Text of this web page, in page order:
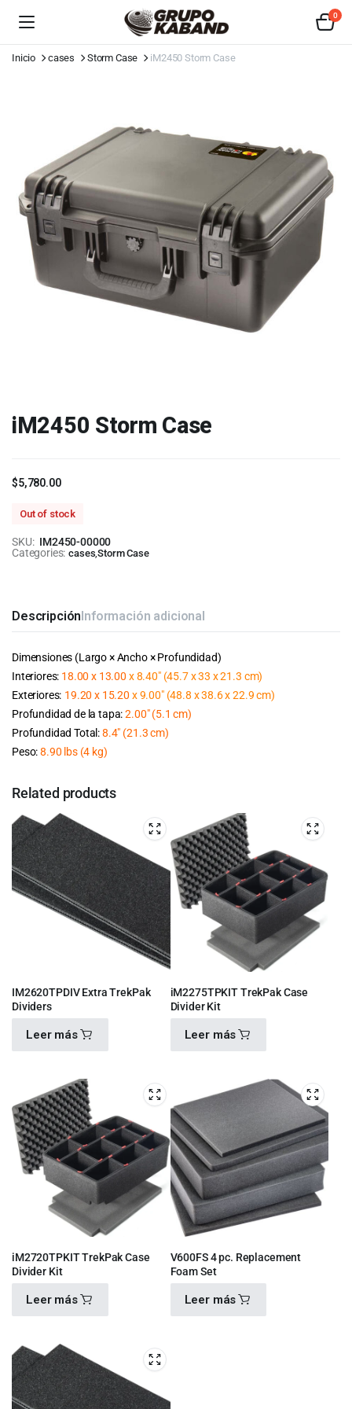
0
Inicio cases Storm Case iM2450 Storm Case
iM2450 Storm Case
$5,780.00
Out of stock
SKU: IM2450-00000
Categories: cases ,Storm Case
DescripciónInformación adicional
Dimensiones (Largo × Ancho × Profundidad)
Interiores: 18.00 x 13.00 x 8.40″ (45.7 x 33 x 21.3 cm)
Exteriores: 19.20 x 15.20 x 9.00″ (48.8 x 38.6 x 22.9 cm)
Profundidad de la tapa:2.00″(5.1 cm)
Profundidad Total:8.4″ (21.3 cm)
Peso:8.90 lbs (4 kg)
Related products
IM2620TPDIV Extra TrekPak
Dividers
Leer más
iM2275TPKIT TrekPak Case
Divider Kit
Leer más
iM2720TPKIT TrekPak Case
Divider Kit
Leer más
V600FS 4 pc. Replacement
Foam Set
Leer más